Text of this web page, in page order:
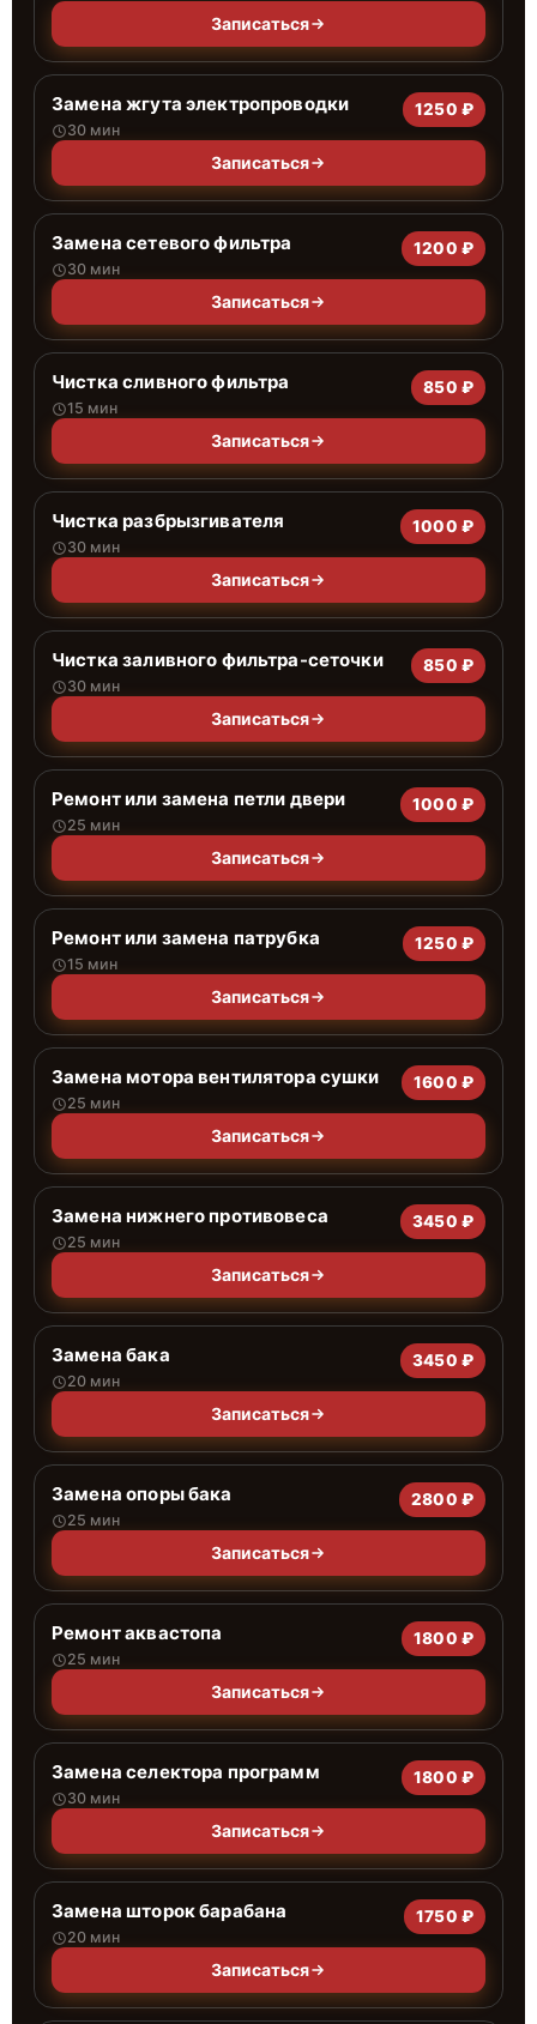
Записаться
Замена жгута электропроводки
30 мин
1250 ₽
Записаться
Замена сетевого фильтра
30 мин
1200 ₽
Записаться
Чистка сливного фильтра
15 мин
850 ₽
Записаться
Чистка разбрызгивателя
30 мин
1000 ₽
Записаться
Чистка заливного фильтра-сеточки
30 мин
850 ₽
Записаться
Ремонт или замена петли двери
25 мин
1000 ₽
Записаться
Ремонт или замена патрубка
15 мин
1250 ₽
Записаться
Замена мотора вентилятора сушки
25 мин
1600 ₽
Записаться
Замена нижнего противовеса
25 мин
3450 ₽
Записаться
Замена бака
20 мин
3450 ₽
Записаться
Замена опоры бака
25 мин
2800 ₽
Записаться
Ремонт аквастопа
25 мин
1800 ₽
Записаться
Замена селектора программ
30 мин
1800 ₽
Записаться
Замена шторок барабана
20 мин
1750 ₽
Записаться